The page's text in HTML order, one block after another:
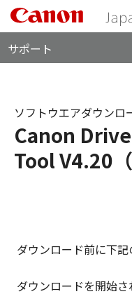
サポート
Canon
Tool V4.20
ソフトウエアダウンロ
ダウンロード前に下
ダウンロードを開始